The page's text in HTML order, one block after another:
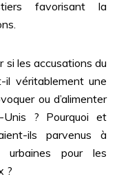
favorisant la
les accusations du
véritablement une
ou d’alimenter
? Pourquoi et
ils parvenus à
urbaines pour les
?